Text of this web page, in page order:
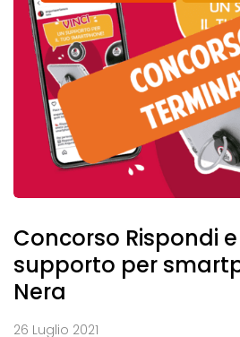
Concorso Rispondi
supporto per
Nera
26 Luglio 2021